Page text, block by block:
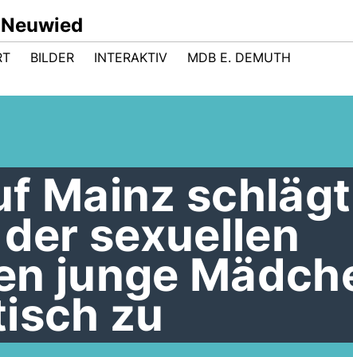
BILDER INTERAKTIV MDB E. DEMUTH
Mainz schlägt
sexuellen
junge
zu